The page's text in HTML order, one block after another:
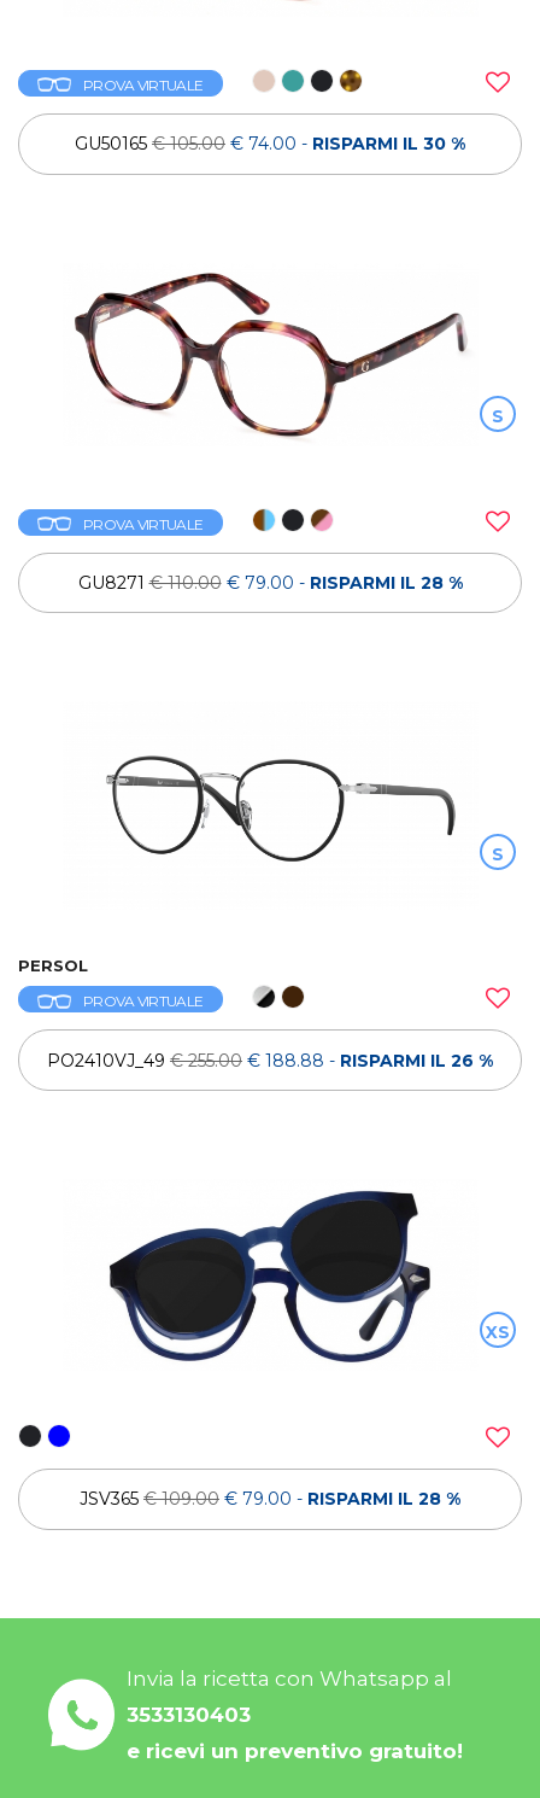
PROVA VIRTUALE
GU50165 € 105.00 € 74.00 - RISPARMI IL 30 %
S
PROVA VIRTUALE
GU8271€ 110.00 € 79.00 - RISPARMI IL 28 %
S
PERSOL
PROVA VIRTUALE
PO2410VJ_49 € 255.00 € 188.88 - RISPARMI IL 26 %
XS
JSV365 € 109.00 € 79.00 - RISPARMI IL 28 %
Invia la ricetta con Whatsapp al
3533130403
e ricevi un preventivo gratuito!